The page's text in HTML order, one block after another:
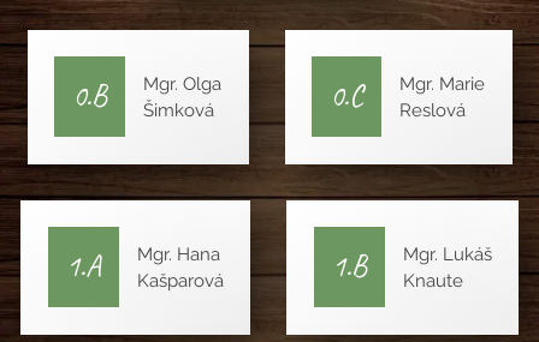
0.B
Mgr. Olga
Šimková
0.C
Mgr. Marie
Reslová
1.A
Mgr. Hana
Kašparová
1.B
Mgr. Lukáš
Knaute